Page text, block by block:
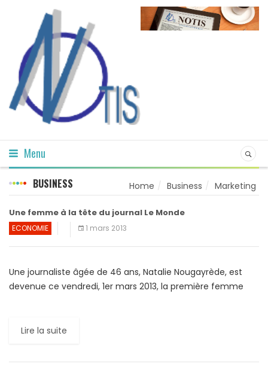
Menu
BUSINESS Home Business Marketing
Une femme à la tête du journal Le Monde
ECONOMIE 1 mars 2013
Une journaliste âgée de 46 ans, Natalie Nougayrède, est
devenue ce vendredi, 1er mars 2013, la première femme
Lire la suite